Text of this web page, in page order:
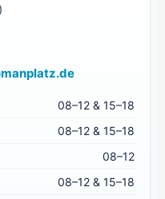
08–12 & 15–18
08–12 & 15–18
08–12
08–12 & 15–18